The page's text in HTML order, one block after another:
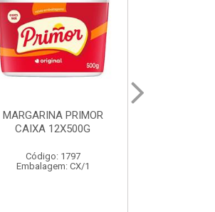
MARGARINA PRIMOR CX
24X250G
Código: 1921
Embalagem: CX/1